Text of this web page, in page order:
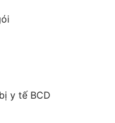
y tế BCD